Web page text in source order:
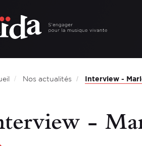
Nos actualités Interview -
-